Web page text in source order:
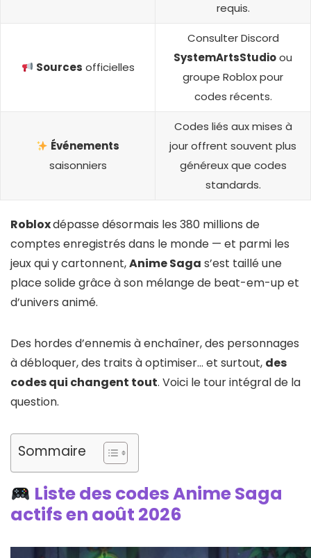
requis.
Sources officielles
Consulter Discord
SystemArtsStudioou
groupe Roblox pour
codes récents.
Événements
saisonniers
Codes liés aux mises à
jour offrent souvent plus
généreux que codes
standards.
Robloxdépasse désormais les 380 millions de
comptes enregistrés dans le monde — et parmi les
jeux qui y cartonnent,Anime Saga s’est taillé une
place solide grâce à son mélange de beat-em-up et
d’univers animé.
Des hordes d’ennemis à enchaîner, des personnages
à débloquer, des traits à optimiser… et surtout, des
codes qui changent tout. Voici le tour intégral de la
question.
Sommaire
Liste des codes Anime Saga
actifs en août 2026